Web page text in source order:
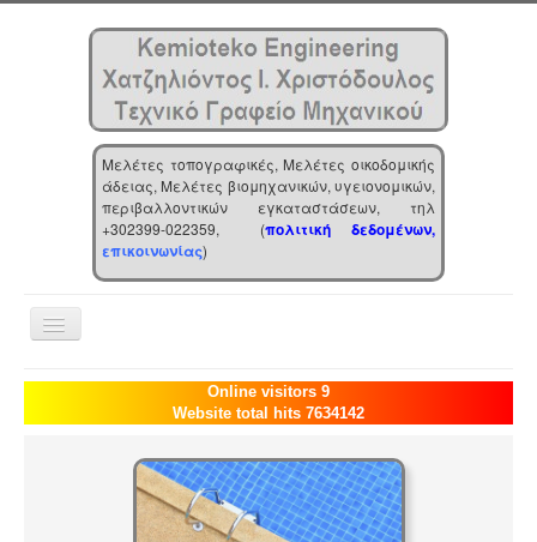
Μελέτες τοπογραφικές, Μελέτες οικοδομικής
άδειας, Μελέτες βιομηχανικών, υγειονομικών,
περιβαλλοντικών εγκαταστάσεων, τηλ
+302399-022359, (πολιτική δεδομένων,
επικοινωνίας)
Toggle
Navigation
Αρχική
Επιχείρηση
Online visitors 9
Website total hits 7634142